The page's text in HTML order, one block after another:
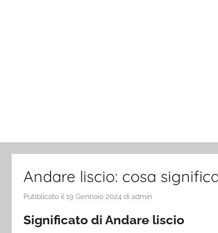
Andare liscio: cosa
Pubblicato il 19 Gennaio 2024 di admin
Significato di Andare liscio